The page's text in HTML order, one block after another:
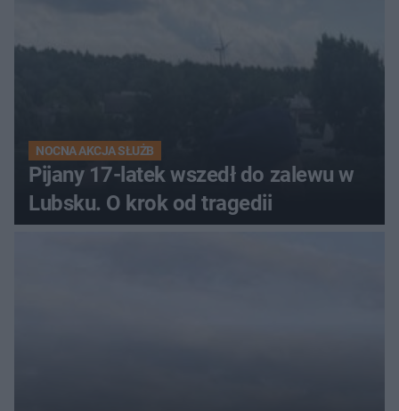
NOCNA AKCJA SŁUŻB
Pijany 17-latek wszedł do zalewu w
Lubsku. O krok od tragedii